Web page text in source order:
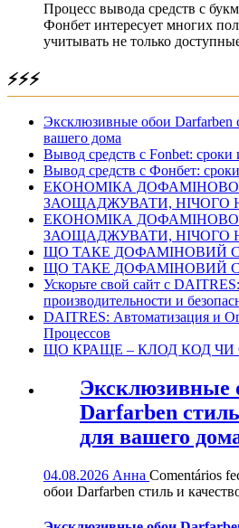
Процесс вывода средств с
Фонбет интересует многих
учитывать не только
⚡⚡⚡
Эксклюзивные обои Darfarben
вашего дома
Вывод средств с Fonbet:
Вывод средств с Фонбет:
ЕКОНОМІКА
ЗАОЩАДЖУВАТИ, НІЧОГО
ЕКОНОМІКА
ЗАОЩАДЖУВАТИ, НІЧОГО
ЩО ТАКЕ ДОФАМІНОВИЙ
ЩО ТАКЕ ДОФАМІНОВИЙ
Ускорьте свой сайт с
производительности и
DAITRES: Автоматизация и
Процессов
ЩО КРАЩЕ – КЛОД КОД ЧИ
Эксклюзивные
Darfarben
для вашего
04.08.2026 Анна Comentários
обои Darfarben стиль и